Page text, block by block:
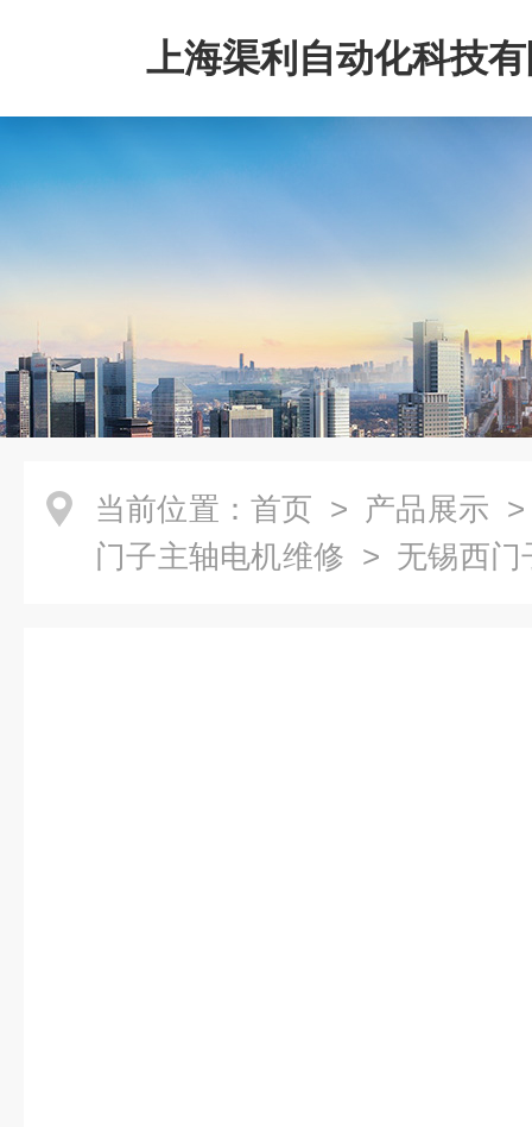
上海渠利自动化科技
当前位置： 首页 > 产品展示
门子主轴电机维修 > 无锡西门